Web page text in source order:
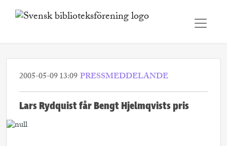
2005-05-09 13:09PRESSMEDDELANDE
Lars Rydquist får Bengt Hjelmqvists pris